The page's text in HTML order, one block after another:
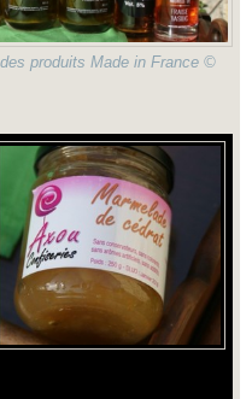
produits Made in France ©